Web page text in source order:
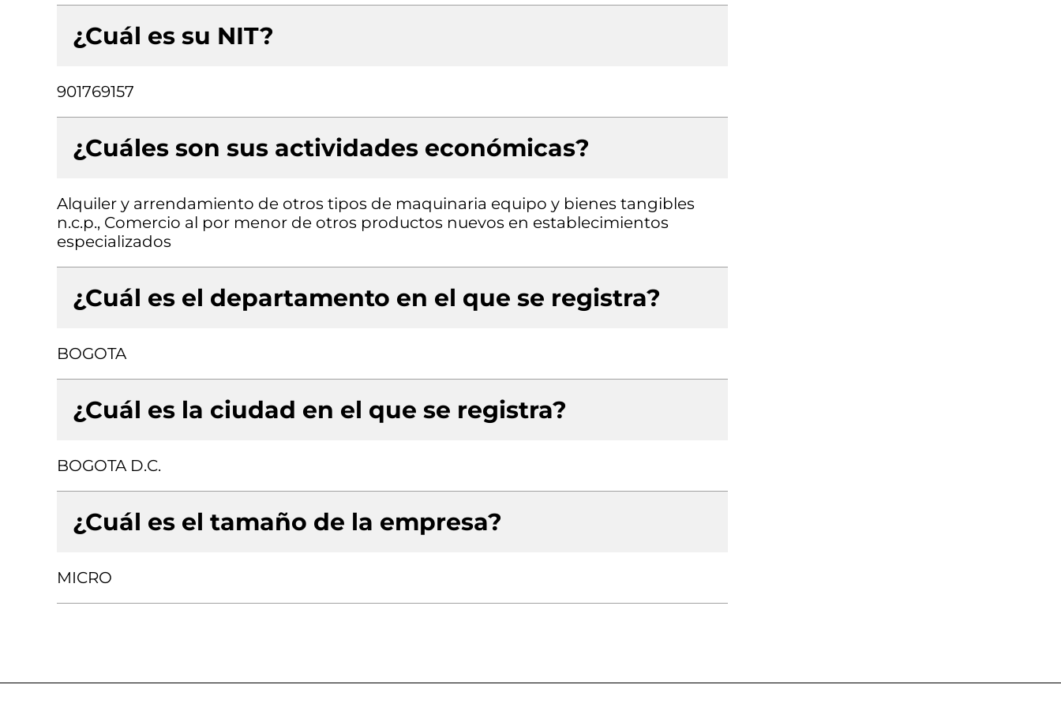
¿Cuál es su NIT?
901769157
¿Cuáles son sus actividades económicas?
Alquiler y arrendamiento de otros tipos de maquinaria equipo y bienes tangibles
n.c.p., Comercio al por menor de otros productos nuevos en establecimientos
especializados
¿Cuál es el departamento en el que se registra?
BOGOTA
¿Cuál es la ciudad en el que se registra?
BOGOTA D.C.
¿Cuál es el tamaño de la empresa?
MICRO